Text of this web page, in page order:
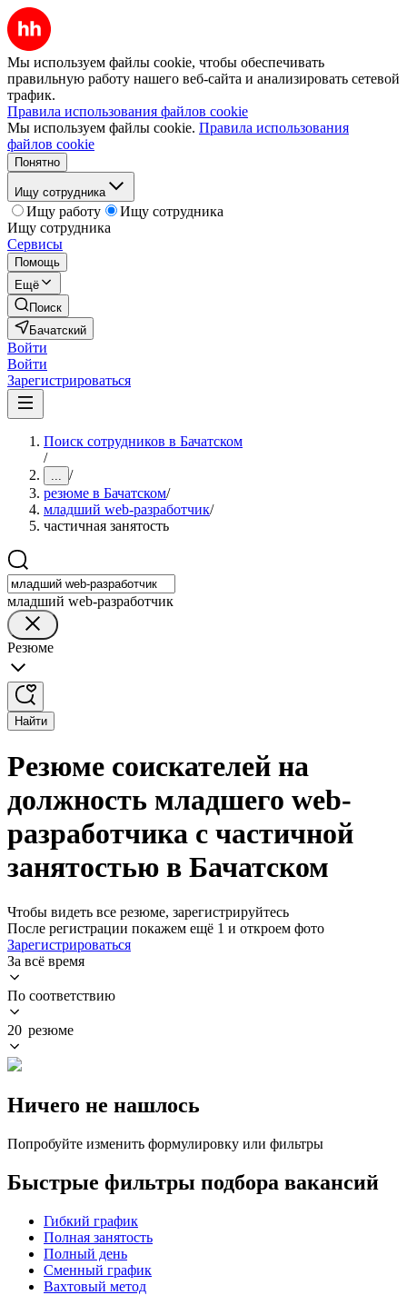
Мы используем файлы cookie, чтобы обеспечивать
правильную работу нашего веб-сайта и анализировать сетевой
трафик.
Правила использования файлов cookie
Мы используем файлы cookie. Правила использования
файлов cookie
Понятно
Ищу сотрудника
Ищу работу
Ищу сотрудника
Ищу сотрудника
Сервисы
Помощь
Ещё
Поиск
Бачатский
Войти
Войти
Зарегистрироваться
Поиск сотрудников в Бачатском
/
... /
резюме в Бачатском/
младший web-разработчик/
частичная занятость
младший web-разработчик
Резюме
Найти
Резюме соискателей на
должность младшего web-
разработчика с частичной
занятостью в Бачатском
Чтобы видеть все резюме, зарегистрируйтесь
После регистрации покажем ещё 1 и откроем фото
Зарегистрироваться
За всё время
По соответствию
20 резюме
Ничего не нашлось
Попробуйте изменить формулировку или фильтры
Быстрые фильтры подбора вакансий
Гибкий график
Полная занятость
Полный день
Сменный график
Вахтовый метод